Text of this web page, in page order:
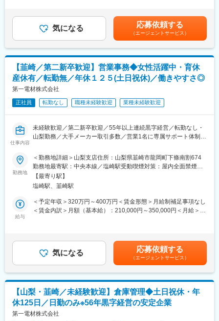
・量産に向けた工程設計・設備検討
・設備導入や立上げのサポート
・生産性向上やコスト削減の推進
・品質トラブルの予防・改善
4. 部門連携
・R&D、製造、品質部門と連携し製品立上げを推進
・不具合の原因分析と改善対応
・関係者と調整しながらプロジェクトを推進
・点検・車検のご案内、誘致
・既存のお客様へのフォロー
・店頭での接客対応
＜勤務中の流れ＞
日中（開店～夕方）： 来店されたお客様への接客・商談が中心
夕方以降： 書類作成や整理などのデスクワークが中心
ポートまで一貫して担当します。営業職は「お客様のカーライフ
パートナー」として、信頼関係を築くことが大切な役割です。
■業務の特徴：
＜デジタル化による効率的な業務運営＞
を推進しています。車のナンバー認証による迅速な来客対応シス
テム、LINEから24時間いつでも点検予約ができる「LINE入庫予
約」など、営業活動に集中しやすい環境が整っています。
日々の活動を正当に評価するため、40項目以上の報奨金制度を導
入。多角的な基準で評価されるため、頑張った分だけ給与にしっ
年間休日120日（休日カレンダーあり）、残業平均15時間程度、
有給休暇も取得しやすい風土、プライベートの時間も大切にしな
がら、安心して働ける環境です。
■当社について：
トヨタカローラ山梨は、1974年の創業以来、半世紀にわたり地域
のお客様に愛される店舗づくりを続けてきました。「大胆素敵」
の言葉をモットーに、まずは何事にも挑戦する社風です。社員全
員が切磋琢磨しながら、1段、2段と成長していける職場環境を目
年収・固定残業代：車両手当7,000円・昇給：あり／1月あたり
3,000円～4,000円（前年度実績）・賞与：年2回／計4.60ヶ月分
（前年度実績）賃金はあくまでも目安の金額であり、選考を通じ
て上下する可能性があります。月給(月額)は固定手当を含めた表記
です。
気になる 応募依頼する
（エージェントサービス）
【韮崎／第二新卒歓迎】営業事務◆女性活躍中・育休
産休有／転勤無／年休１２５(土日祝休)／働きやすさ◎
第一電材株式会社
正社員 転勤なし 職種未経験歓迎 業種未経験歓迎
仕事内容
未経験歓迎／第二新卒歓迎／55年以上連続黒字経営／転勤なし・
山梨勤務／大手メーカー取引多数／営業1名に専属サポート体制／
専門商社
■業務内容：【変更の範囲：会社の定める業務】
・販売管理システムを使用しての受発注管理、
・納期管理（メイン業務※受注は手打ちではなく、自動受注が多く
なります。）
・その他、営業フォロー、見積もり対応、仕入先への納期フォロ
ー等
■魅力：
・働きやすさ◎…残業や不規則勤務の削減、産休・育休など、女
性の働きやすい環境が促進されています。社員には長く働いてほ
員のような家庭状況に合わせた勤務が可能です。
・安定性…設立から1度も赤字を出すことなく55年以上黒字経営
・優良顧客…顧客は大手企業多数です。例えば、世界トップ15位
勤務地
＜勤務地詳細＞山梨支店住所：山梨県韮崎市龍岡町下條南割674
勤務地最寄駅：中央本線／塩崎駅受動喫煙対策：屋内全面禁煙変
更の範囲：無
【最寄り駅】
塩崎駅、韮崎駅
給与
＜予定年収＞320万円～400万円＜賃金形態＞月給制補足事項なし
＜賃金内訳＞月額（基本給）：210,000円～350,000円＜月給＞
する可能性があります。月給(月額)は固定手当を含めた表記です。
気になる 応募依頼する
（エージェントサービス）
【山梨・韮崎／未経験歓迎】倉庫管理◆土日祝休・年
休125日／日勤のみ※56年黒字経営の安定企業
第一電材株式会社